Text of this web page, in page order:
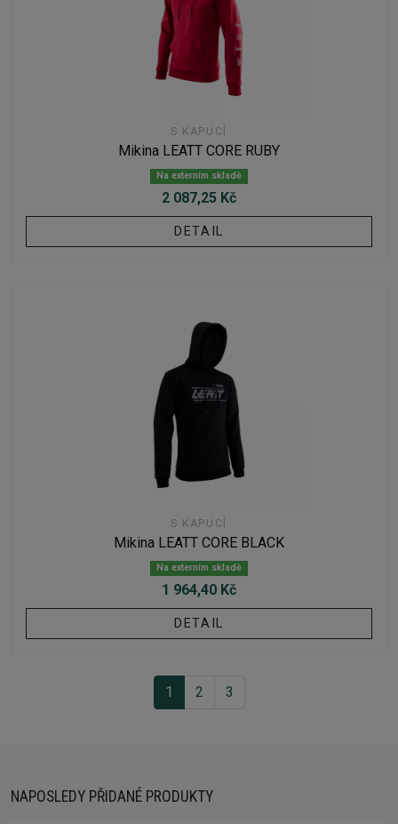
S KAPUCÍ
Mikina LEATT CORE RUBY
Na externím skladě
2 087,25 Kč
DETAIL
S KAPUCÍ
Mikina LEATT CORE BLACK
Na externím skladě
1 964,40 Kč
DETAIL
1 2 3
NAPOSLEDY PŘIDANÉ PRODUKTY